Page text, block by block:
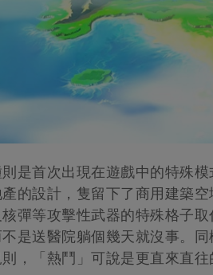
是首次出現在遊戲中的特殊
的設計，隻留下了商用建築
彈等攻擊性武器的特殊格子
是送醫院躺個幾天就沒事。
，「熱鬥」可說是更直來直往